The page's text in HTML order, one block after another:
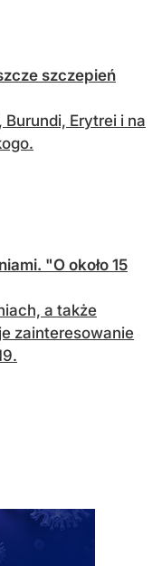
szczepień
Erytrei i na
"O około 15
a także
zainteresowanie